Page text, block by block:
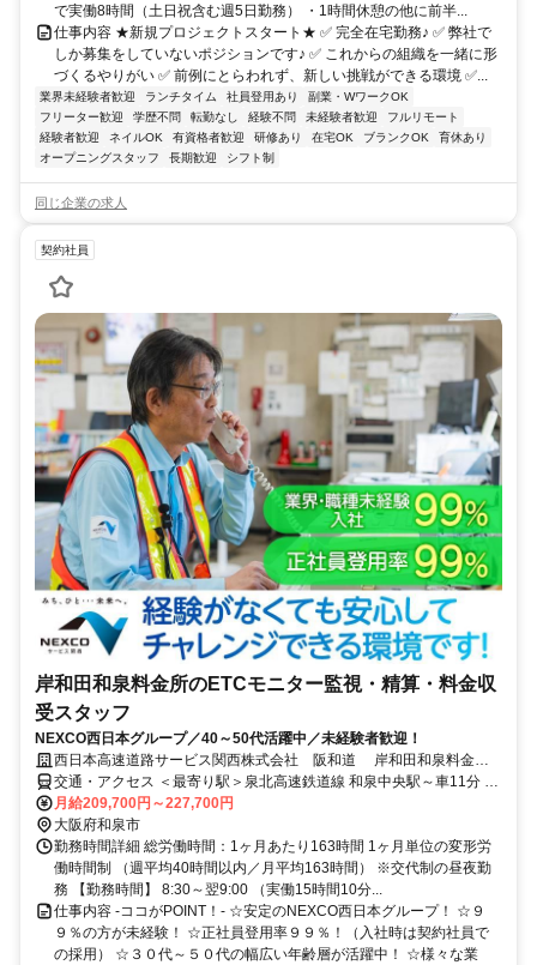
で実働8時間（土日祝含む週5日勤務） ・1時間休憩の他に前半...
仕事内容 ★新規プロジェクトスタート★ ✅ 完全在宅勤務♪ ✅ 弊社で
しか募集をしていないポジションです♪ ✅ これからの組織を一緒に形
づくるやりがい ✅ 前例にとらわれず、新しい挑戦ができる環境 ✅...
業界未経験者歓迎 ランチタイム 社員登用あり
副業・WワークOK
フリーター歓迎
学歴不問 転勤なし 経験不問 未経験者歓迎
フルリモート
経験者歓迎
ネイルOK 有資格者歓迎 研修あり 在宅OK ブランクOK
育休あり
オープニングスタッフ
長期歓迎 シフト制
同じ企業の求人
契約社員
岸和田和泉料金所のETCモニター監視・精算・料金収
受スタッフ
NEXCO西日本グループ／40～50代活躍中／未経験者歓迎！
西日本高速道路サービス関西株式会社 阪和道 岸和田和泉料金ス
テーション
交通・アクセス ＜最寄り駅＞泉北高速鉄道線 和泉中央駅～車11分 ●
自動車通勤可 ※近隣の料金ステーション勤務となる場合もありま
す。
月給209,700円～227,700円
大阪府和泉市
勤務時間詳細 総労働時間：1ヶ月あたり163時間 1ヶ月単位の変形労
働時間制 （週平均40時間以内／月平均163時間） ※交代制の昼夜勤
務 【勤務時間】 8:30～翌9:00 （実働15時間10分...
仕事内容 -ココがPOINT！- ☆安定のNEXCO西日本グループ！ ☆９
９％の方が未経験！ ☆正社員登用率９９％！（入社時は契約社員で
の採用） ☆３０代～５０代の幅広い年齢層が活躍中！ ☆様々な業